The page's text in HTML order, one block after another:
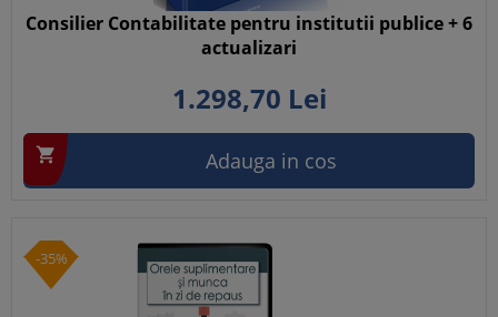
Consilier Contabilitate pentru institutii publice + 6
actualizari
1.298,70 Lei
 Adauga in cos
-35%